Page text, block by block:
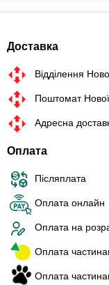
Доставка
Відділення
Поштомат
Адресна
Оплата
Післяплата
Оплата онлайн
Оплата на
Оплата
Оплата